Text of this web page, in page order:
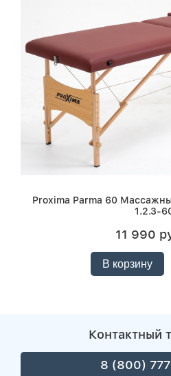
Proxima Parma 60
1.2.3-
11 990
В корзину
Контактный
8 (800)